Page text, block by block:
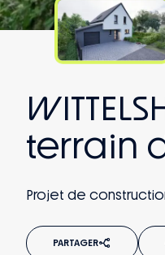
terrain
Projet de
PARTAGER